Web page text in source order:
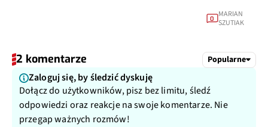
0 MARIAN
SZUTIAK
2 komentarze Popularne
Zaloguj się, by śledzić dyskuję
Dołącz do użytkowników, pisz bez limitu, śledź
odpowiedzi oraz reakcje na swoje komentarze. Nie
przegap ważnych rozmów!